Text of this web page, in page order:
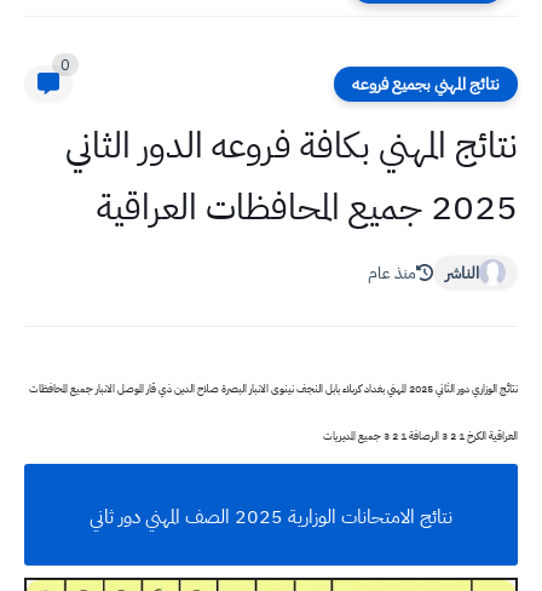
نتائج المهني بجميع فروعه
0
نتائج المهني بكافة فروعه الدور الثاني
2025 جميع المحافظات العراقية
الناشر منذ عام
نتائج الوزاري دور الثاني 2025 المهني بغداد كربلاء بابل النجف نينوى الانبار البصرة صلاح الدين ذي قار الموصل الانبار جميع المحافظات
العراقية الكرخ 1 2 3 الرصافة 1 2 3 جميع المديريات
نتائج الامتحانات الوزارية 2025 الصف المهني دور ثاني